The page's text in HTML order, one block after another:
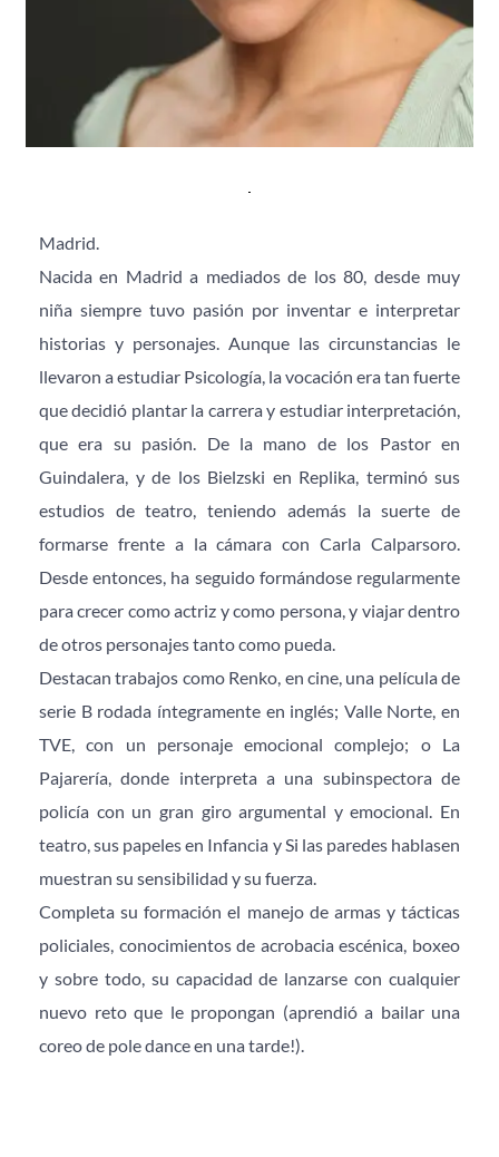
Madrid.
Nacida en Madrid a mediados de los 80, desde muy
niña siempre tuvo pasión por inventar e interpretar
historias y personajes. Aunque las circunstancias le
llevaron a estudiar Psicología, la vocación era tan fuerte
que decidió plantar la carrera y estudiar interpretación,
que era su pasión. De la mano de los Pastor en
Guindalera, y de los Bielzski en Replika, terminó sus
estudios de teatro, teniendo además la suerte de
formarse frente a la cámara con Carla Calparsoro.
Desde entonces, ha seguido formándose regularmente
para crecer como actriz y como persona, y viajar dentro
de otros personajes tanto como pueda.
Destacan trabajos como Renko, en cine, una película de
serie B rodada íntegramente en inglés; Valle Norte, en
TVE, con un personaje emocional complejo; o La
Pajarería, donde interpreta a una subinspectora de
policía con un gran giro argumental y emocional. En
teatro, sus papeles en Infancia y Si las paredes hablasen
muestran su sensibilidad y su fuerza.
Completa su formación el manejo de armas y tácticas
policiales, conocimientos de acrobacia escénica, boxeo
y sobre todo, su capacidad de lanzarse con cualquier
nuevo reto que le propongan (aprendió a bailar una
coreo de pole dance en una tarde!).